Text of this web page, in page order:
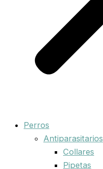
Perros
Antiparasitarios
Collares
Pipetas